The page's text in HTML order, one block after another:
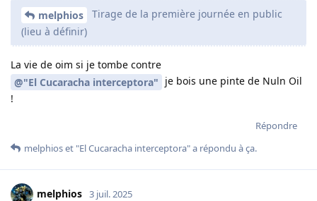
melphios
Tirage de la première journée en public
(lieu à définir)
La vie de oim si je tombe contre
@"El Cucaracha interceptora" je bois une pinte de Nuln Oil
!
Répondre
melphioset "El Cucaracha interceptora"a répondu à ça.
melphios 3 juil. 2025